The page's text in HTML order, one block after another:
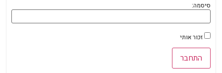
סיסמה:
זכור אותי
התחבר